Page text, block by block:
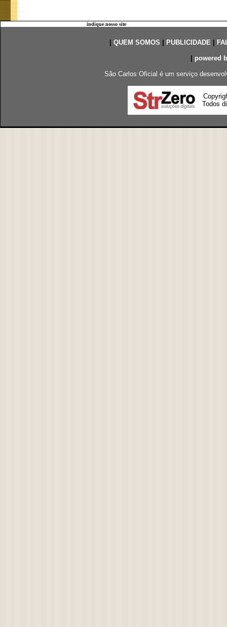
indique nosso site
QUEM SOMOS PUBLICIDADE|
powered
São Carlos Oficial é um serviço
Todos